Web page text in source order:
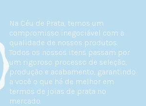
Na Céu de Prata, temos um
compromisso inegociável com a
qualidade de nossos produtos.
Todos os nossos itens passam por
um rigoroso processo de seleção,
produção e acabamento, garantindo
a você o que há de melhor em
termos de joias de prata no
mercado.